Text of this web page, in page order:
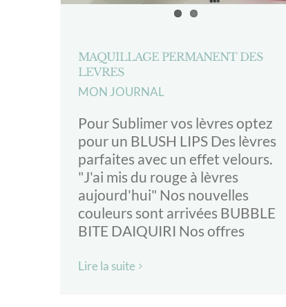
MAQUILLAGE PERMANENT DES
LEVRES
MON JOURNAL
Pour Sublimer vos lèvres optez
pour un BLUSH LIPS Des lèvres
parfaites avec un effet velours.
"J'ai mis du rouge à lèvres
aujourd'hui" Nos nouvelles
couleurs sont arrivées BUBBLE
BITE DAIQUIRI Nos offres
Lire la suite